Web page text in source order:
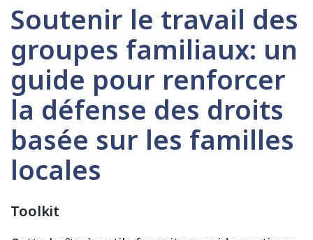
Soutenir le travail des
groupes familiaux: un
guide pour renforcer
la défense des droits
basée sur les familles
locales
Toolkit